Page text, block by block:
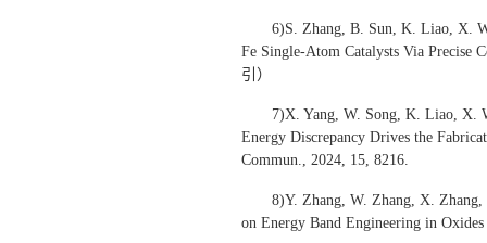
6)S. Zhang, B. Sun, K. Liao, X.
Fe Single-Atom Catalysts Via Precise
引）
7)X. Yang, W. Song, K. Liao, X.
Energy Discrepancy Drives the
Commun., 2024, 15, 8216.
8)Y. Zhang, W. Zhang, X.
on Energy Band Engineering in